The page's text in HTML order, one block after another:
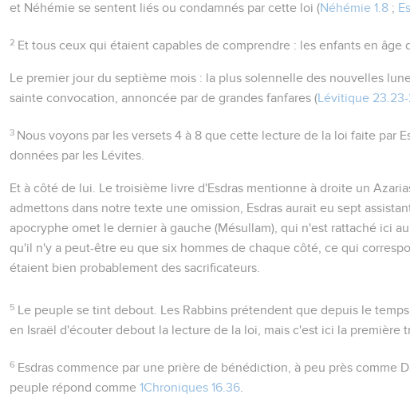
et Néhémie se sentent liés ou condamnés par cette loi (Néhémie 1.8 ;
2 Et tous ceux qui étaient capables de comprendre : les enfants en âge
Le premier jour du septième mois : la plus solennelle des nouvelles
sainte convocation, annoncée par de grandes fanfares (Lévitique
3 Nous voyons par les versets 4 à 8 que cette lecture de la loi faite par
données par les Lévites.
Et à côté de lui . Le troisième livre d'Esdras mentionne à droite un
admettons dans notre texte une omission, Esdras aurait eu sept
apocryphe omet le dernier à gauche (Mésullam), qui n'est rattaché ici
qu'il n'y a peut-être eu que six hommes de chaque côté, ce qui
étaient bien probablement des sacrificateurs.
5 Le peuple se tint debout . Les Rabbins prétendent que depuis le
en Israël d'écouter debout la lecture de la loi, mais c'est ici la première
6 Esdras commence par une prière de bénédiction, à peu près comme
peuple répond comme 1Chroniques 16.36